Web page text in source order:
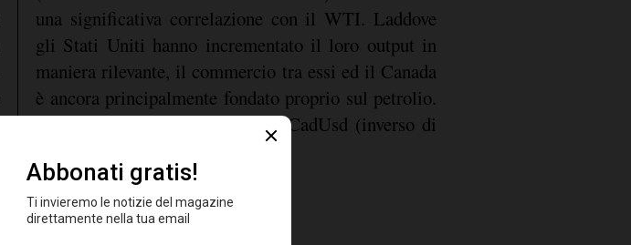
una significativa correlazione con il WTI. Laddove
gli Stati Uniti hanno incrementato il loro output in
maniera rilevante, il commercio tra essi ed il Canada
è ancora principalmente fondato proprio sul petrolio.
La correlazione tra il WTI e il CadUsd (inverso di